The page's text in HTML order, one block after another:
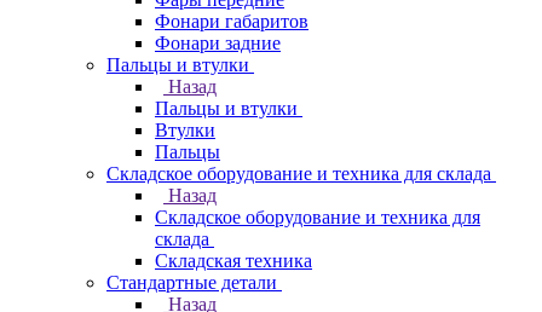
Фонари габаритов
Фонари задние
Пальцы и втулки
Назад
Пальцы и втулки
Втулки
Пальцы
Складское оборудование и техника для склада
Назад
Складское оборудование и техника для
склада
Складская техника
Стандартные детали
Назад